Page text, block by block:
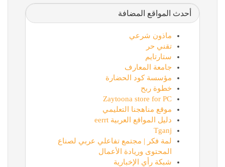
أحدث المواقع المضافة
ماذون شرعي
تقني حر
ستارتايم
جامعة المعارف
مؤسسة كود الحضارة
خطوة ربح
Zaytoona store for PC
موقع مناهجنا التعليمي
دليل المواقع العربية eerrt
Tganj
لمة فكر | مجتمع تفاعلي عربي لصناع
المحتوى وريادة الأعمال
شبكة رأي الإخبارية